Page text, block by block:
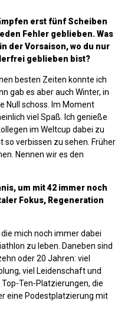
erst fünf Scheiben
Fehler geblieben. Was
der Vorsaison, wo du nur
geblieben bist?
besten Zeiten konnte ich
gab es aber auch Winter, in
Null schoss. Im Moment
viel Spaß. Ich genieße
im Weltcup dabei zu
so verbissen zu sehen. Früher
Nennen wir es den
um mit 42 immer noch
Fokus, Regeneration
mich noch immer dabei
zu leben. Daneben sind
oder 20 Jahren: viel
viel Leidenschaft und
Ten-Platzierungen, die
eine Podestplatzierung mit